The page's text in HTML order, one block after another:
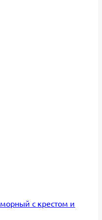
с крестом и